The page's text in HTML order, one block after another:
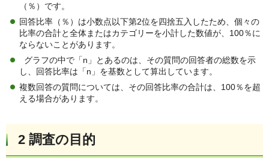
（％）です。
回答比率（％）は小数点以下第2位を四捨五入したため、個々の
比率の合計と全体またはカテゴリーを小計した数値が、100％に
ならないことがあります。
グラフの中で「n」とあるのは、その質問の回答者の総数を示
し、回答比率は「n」を基数として算出しています。
複数回答の質問については、その回答比率の合計は、100％を超
える場合があります。
2 調査の目的